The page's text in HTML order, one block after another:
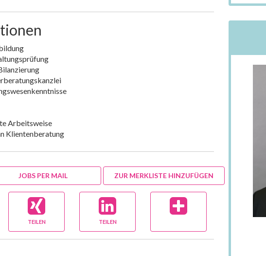
Arbeitsweise
Klientenberatung
JOBS PER MAIL ZUR MERKLISTE HINZUFÜGEN
TEILEN TEILEN